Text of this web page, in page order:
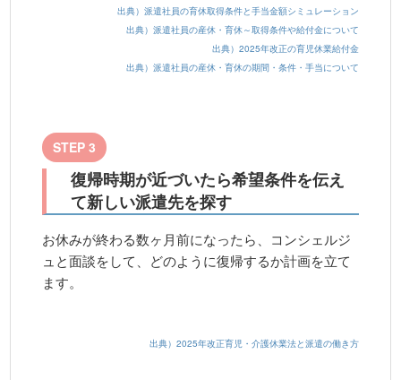
出典）派遣社員の育休取得条件と手当金額シミュレーション
出典）派遣社員の産休・育休～取得条件や給付金について
出典）2025年改正の育児休業給付金
出典）派遣社員の産休・育休の期間・条件・手当について
STEP 3
復帰時期が近づいたら希望条件を伝え
て新しい派遣先を探す
お休みが終わる数ヶ月前になったら、コンシェルジ
ュと面談をして、どのように復帰するか計画を立て
ます。
出典）2025年改正育児・介護休業法と派遣の働き方